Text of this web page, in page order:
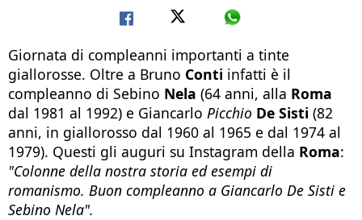
Giornata di compleanni importanti a tinte
giallorosse. Oltre a Bruno Conti infatti è il
compleanno di Sebino Nela (64 anni, alla Roma
dal 1981 al 1992) e Giancarlo Picchio De Sisti (82
anni, in giallorosso dal 1960 al 1965 e dal 1974 al
1979). Questi gli auguri su Instagram della Roma:
"Colonne della nostra storia ed esempi di
romanismo. Buon compleanno a Giancarlo De Sisti e
Sebino Nela".